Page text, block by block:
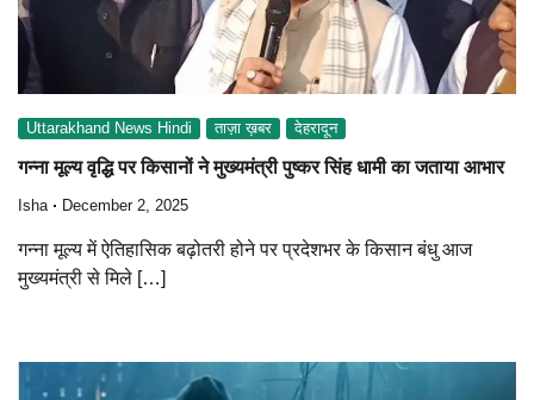
Uttarakhand News Hindi ताज़ा ख़बर देहरादून
गन्ना मूल्य वृद्धि पर किसानों ने मुख्यमंत्री पुष्कर सिंह धामी का जताया आभार
Isha December 2, 2025
गन्ना मूल्य में ऐतिहासिक बढ़ोतरी होने पर प्रदेशभर के किसान बंधु आज
मुख्यमंत्री से मिले […]